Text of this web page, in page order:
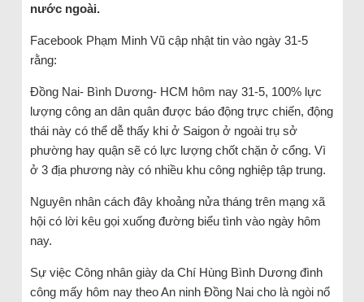
nước ngoài.
Facebook Phạm Minh Vũ cập nhật tin vào ngày 31-5
rằng:
Đồng Nai- Bình Dương- HCM hôm nay 31-5, 100% lực
lượng công an dân quân được báo động trực chiến, động
thái này có thể dễ thấy khi ở Saigon ở ngoài trụ sở
phường hay quận sẽ có lực lượng chốt chặn ở cổng. Vì
ở 3 địa phương này có nhiều khu công nghiệp tập trung.
Nguyên nhân cách đây khoảng nửa tháng trên mạng xã
hội có lời kêu gọi xuống đường biểu tình vào ngày hôm
nay.
Sự việc Công nhân giày da Chí Hùng Bình Dương đình
công mấy hôm nay theo An ninh Đồng Nai cho là ngòi nổ